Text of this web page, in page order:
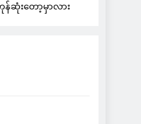
ဆုံးတော့မှာလား